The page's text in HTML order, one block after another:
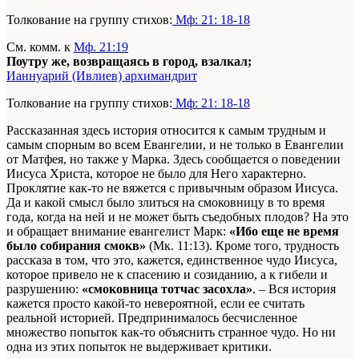
Толкование на группу стихов: Мф: 21: 18-18
См. комм. к Мф. 21:19
Поутру же, возвращаясь в город, взалкал;
Ианнуарий (Ивлиев) архимандрит
Толкование на группу стихов: Мф: 21: 18-18
Рассказанная здесь история относится к самым трудным и
самым спорным во всем Евангелии, и не только в Евангелии
от Матфея, но также у Марка. Здесь сообщается о поведении
Иисуса Христа, которое не было для Него характерно.
Проклятие как-то не вяжется с привычным образом Иисуса.
Да и какой смысл было злиться на смоковницу в то время
года, когда на ней и не может быть съедобных плодов? На это
и обращает внимание евангелист Марк: «Ибо еще не время
было собирания смокв» (Мк. 11:13). Кроме того, трудность
рассказа в том, что это, кажется, единственное чудо Иисуса,
которое привело не к спасению и созиданию, а к гибели и
разрушению: «смоковница тотчас засохла». – Вся история
кажется просто какой-то невероятной, если ее считать
реальной историей. Предпринималось бесчисленное
множество попыток как-то объяснить странное чудо. Но ни
одна из этих попыток не выдерживает критики.